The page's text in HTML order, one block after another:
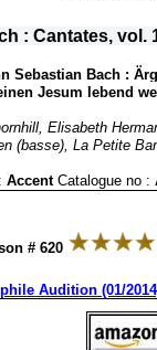
: Cantates, vol.
Sebastian Bach :
Jesum lebend
Elisabeth
(basse), La Petite
AccentCatalogue no :
# 620
Audition (01/